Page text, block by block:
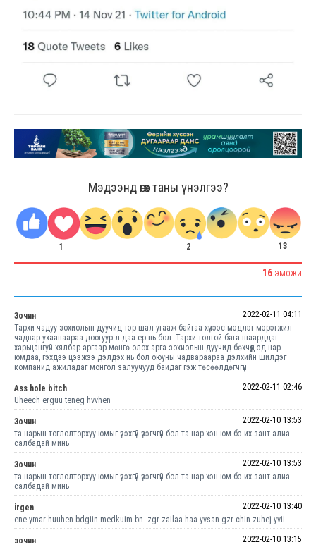
Мэдээнд өгөх таны үнэлгээ?
1 2 13
16 ЭМОЖИ
Зочин
2022-02-11 04:11
Тархи чадуу зохиолын дуучид тэр шал угааж байгаа хүнээс мэдлэг мэрэгжил
чадвар ухаанаараа доогуур л даа ер нь бол. Тархи толгой бага шаарддаг
харьцангуй хялбар аргаар мөнгө олох арга зохиолын дуучид бөхчүүд эд нар
юмдаа, гэхдээ цээжээ дэлдэх нь бол оюуны чадвараараа дэлхийн шилдэг
компанид ажиладаг монгол залуучууд байдаг гэж төсөөлдөгчгүй
Ass hole bitch
2022-02-11 02:46
Uheech erguu teneg hvvhen
Зочин
2022-02-10 13:53
та нарын тоглолторхуу юмыг үзэхгүй.үзэгчгүй бол та нар хэн юм бэ.их зант алиа
салбадай минь
Зочин
2022-02-10 13:53
та нарын тоглолторхуу юмыг үзэхгүй.үзэгчгүй бол та нар хэн юм бэ.их зант алиа
салбадай минь
irgen
2022-02-10 13:40
ene ymar huuhen bdgiin medkuim bn. zgr zailaa haa yvsan gzr chin zuhej yvii
зочин
2022-02-10 13:15